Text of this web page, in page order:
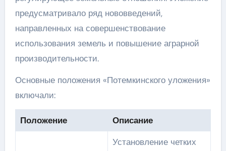
предусматривало ряд нововведений,
направленных на совершенствование
использования земель и повышение аграрной
производительности.
Основные положения «Потемкинского уложения»
включали:
Положение Описание
Установление четких